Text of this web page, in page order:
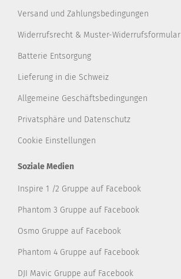
Versand und Zahlungsbedingungen
Widerrufsrecht & Muster-Widerrufsformular
Batterie Entsorgung
Lieferung in die Schweiz
Allgemeine Geschäftsbedingungen
Privatsphäre und Datenschutz
Cookie Einstellungen
Soziale Medien
Inspire 1 /2 Gruppe auf Facebook
Phantom 3 Gruppe auf Facebook
Osmo Gruppe auf Facebook
Phantom 4 Gruppe auf Facebook
DJI Mavic Gruppe auf Facebook